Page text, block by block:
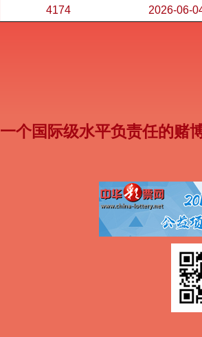
4174
2026-06-
一个国际级水平负责任的赌